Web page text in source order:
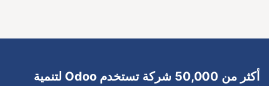
أكثر من 50,000 شركة تستخدم Odoo لتنمية